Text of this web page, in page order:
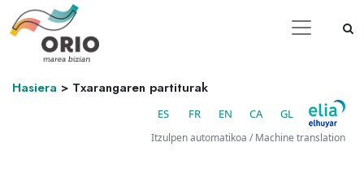
Hasiera > Txarangaren partiturak
ES FR EN CA GL
Itzulpen automatikoa / Machine translation